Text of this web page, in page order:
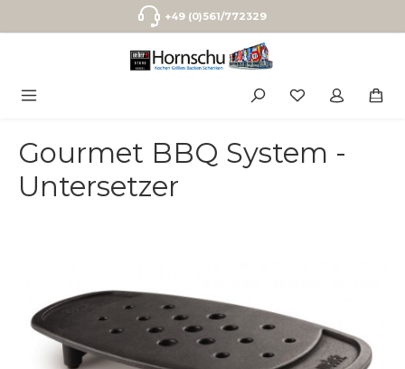
Zum Hauptinhalt springen+49 (0)561/772329
Gourmet BBQ System -
Untersetzer